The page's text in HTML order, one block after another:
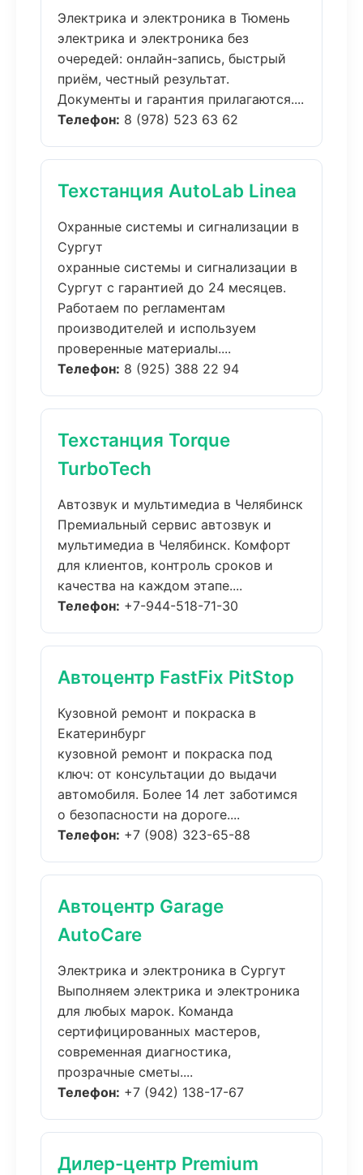
Электрика и электроника в Тюмень
электрика и электроника без
очередей: онлайн-запись, быстрый
приём, честный результат.
Документы и гарантия прилагаются....
Телефон: 8 (978) 523 63 62
Техстанция AutoLab Linea
Охранные системы и сигнализации в
Сургут
охранные системы и сигнализации в
Сургут с гарантией до 24 месяцев.
Работаем по регламентам
производителей и используем
проверенные материалы....
Телефон: 8 (925) 388 22 94
Техстанция Torque
TurboTech
Автозвук и мультимедиа в Челябинск
Премиальный сервис автозвук и
мультимедиа в Челябинск. Комфорт
для клиентов, контроль сроков и
качества на каждом этапе....
Телефон: +7-944-518-71-30
Автоцентр FastFix PitStop
Кузовной ремонт и покраска в
Екатеринбург
кузовной ремонт и покраска под
ключ: от консультации до выдачи
автомобиля. Более 14 лет заботимся
о безопасности на дороге....
Телефон: +7 (908) 323-65-88
Автоцентр Garage
AutoCare
Электрика и электроника в Сургут
Выполняем электрика и электроника
для любых марок. Команда
сертифицированных мастеров,
современная диагностика,
прозрачные сметы....
Телефон: +7 (942) 138-17-67
Дилер-центр Premium